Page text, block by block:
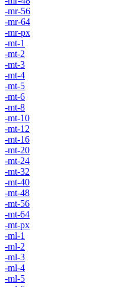
-mr-56
-mr-64
-mr-px
-mt-1
-mt-2
-mt-3
-mt-4
-mt-5
-mt-6
-mt-8
-mt-10
-mt-12
-mt-16
-mt-20
-mt-24
-mt-32
-mt-40
-mt-48
-mt-56
-mt-64
-mt-px
-ml-1
-ml-2
-ml-3
-ml-4
-ml-5